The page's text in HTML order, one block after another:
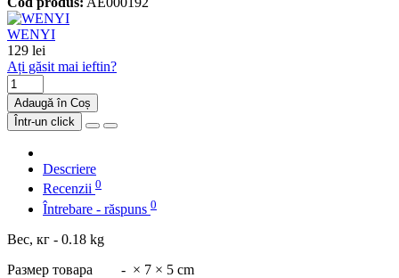
WENYI
129 lei
Ați găsit mai ieftin?
Adaugă în Coș
Într-un click
Descriere
Recenzii 0
Întrebare - răspuns 0
Вес, кг - 0.18 kg
Размер товара
- × 7 × 5 cm